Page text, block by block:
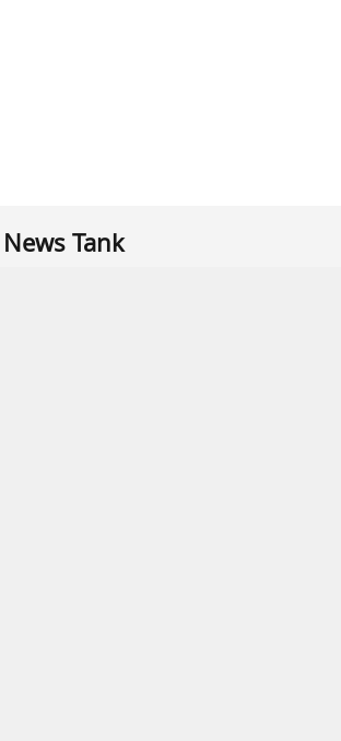
News Tank